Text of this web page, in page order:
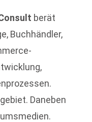
berät
Buchhändler,
Daneben